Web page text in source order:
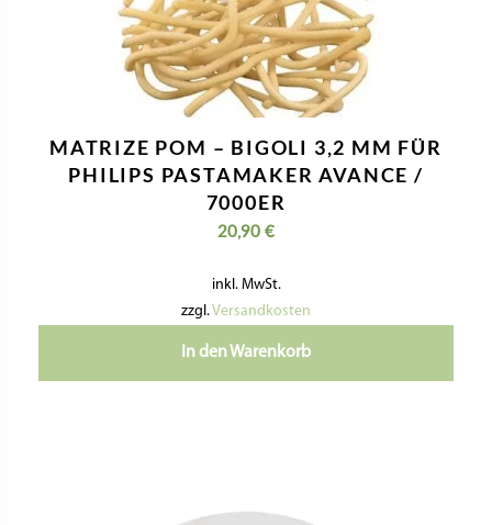
MATRIZE POM – BIGOLI 3,2 MM FÜR
PHILIPS PASTAMAKER AVANCE /
7000ER
20,90 €
inkl. MwSt.
zzgl.Versandkosten
In den Warenkorb